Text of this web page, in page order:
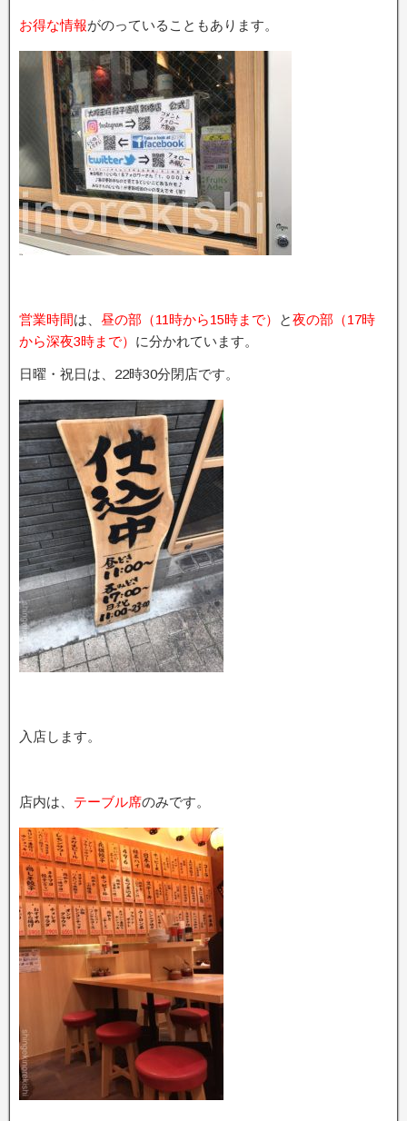
お得な情報がのっていることもあります。
営業時間は、 昼の部（11時から15時まで） と夜の部（17時
から深夜3時まで） に分かれています。
日曜・祝日は、22時30分閉店です。
入店します。
店内は、 テーブル席のみです。